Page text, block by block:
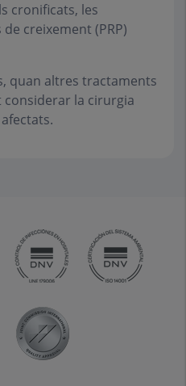
cronificats, les
creixement (PRP)
quan altres tractaments
la cirurgia